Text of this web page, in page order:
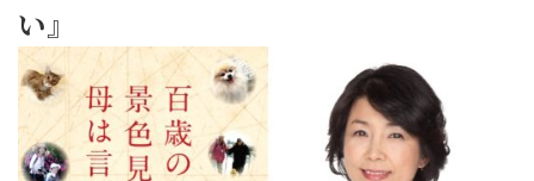
い』